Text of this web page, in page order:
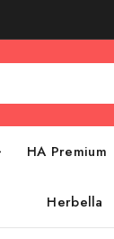
HA Premium
Herbella